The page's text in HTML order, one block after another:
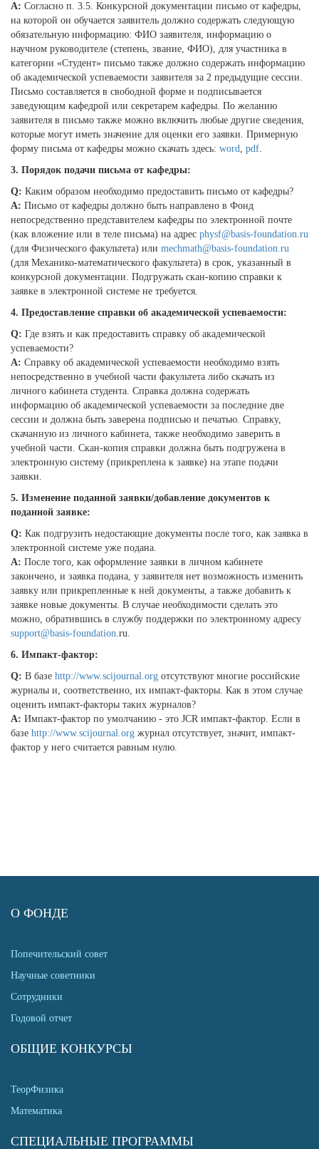
A: Согласно п. 3.5. Конкурсной документации письмо от кафедры,
на которой он обучается заявитель должно содержать следующую
обязательную информацию: ФИО заявителя, информацию о
научном руководителе (степень, звание, ФИО), для участника в
категории «Студент» письмо также должно содержать информацию
об академической успеваемости заявителя за 2 предыдущие сессии.
Письмо составляется в свободной форме и подписывается
заведующим кафедрой или секретарем кафедры. По желанию
заявителя в письмо также можно включить любые другие сведения,
которые могут иметь значение для оценки его заявки. Примерную
форму письма от кафедры можно скачать здесь: word, pdf.
3. Порядок подачи письма от кафедры:
Q: Каким образом необходимо предоставить письмо от кафедры?
A: Письмо от кафедры должно быть направлено в Фонд
непосредственно представителем кафедры по электронной почте
(как вложение или в теле письма) на адрес physf@basis-foundation.ru
(для Физического факультета) или mechmath@basis-foundation.ru
(для Механико-математического факультета) в срок, указанный в
конкурсной документации. Подгружать скан-копию справки к
заявке в электронной системе не требуется.
4. Предоставление справки об академической успеваемости:
Q: Где взять и как предоставить справку об академической
успеваемости?
A: Справку об академической успеваемости необходимо взять
непосредственно в учебной части факультета либо скачать из
личного кабинета студента. Справка должна содержать
информацию об академической успеваемости за последние две
сессии и должна быть заверена подписью и печатью. Справку,
скачанную из личного кабинета, также необходимо заверить в
учебной части. Скан-копия справки должна быть подгружена в
электронную систему (прикреплена к заявке) на этапе подачи
заявки.
5. Изменение поданной заявки/добавление документов к
поданной заявке:
Q: Как подгрузить недостающие документы после того, как заявка в
электронной системе уже подана.
A: После того, как оформление заявки в личном кабинете
закончено, и заявка подана, у заявителя нет возможность изменить
заявку или прикрепленные к ней документы, а также добавить к
заявке новые документы. В случае необходимости сделать это
можно, обратившись в службу поддержки по электронному адресу
support@basis-foundation.ru.
6. Импакт-фактор:
Q: В базе http://www.scijournal.org отсутствуют многие российские
журналы и, соответственно, их импакт-факторы. Как в этом случае
оценить импакт-факторы таких журналов?
A: Импакт-фактор по умолчанию - это JCR импакт-фактор. Если в
базе http://www.scijournal.org журнал отсутствует, значит, импакт-
фактор у него считается равным нулю.
О ФОНДЕ
Попечительский совет
Научные советники
Сотрудники
Годовой отчет
ОБЩИЕ КОНКУРСЫ
ТеорФизика
Математика
СПЕЦИАЛЬНЫЕ ПРОГРАММЫ